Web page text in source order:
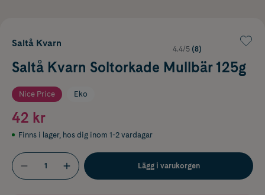
Saltå Kvarn
4.4/5 (8)
Saltå Kvarn Soltorkade Mullbär 125g
Nice Price Eko
42 kr
Finns i lager, hos dig inom 1-2 vardagar
Lägg i varukorgen